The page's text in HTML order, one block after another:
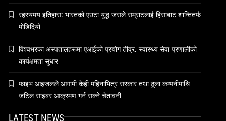
समाज
महाकुम्भ मेलामा भाइरल भएकी युवती मोनालिसाले
गरिन्- मुस्लिम प्रेमीसँग विवाह
April 26, 2026
रहस्यमय इतिहास: भारतको एउटा युद्ध जसले सम्राटलाई हिंसाबाट शान्तितर्फ
मोडिदियो
विश्वभरका अस्पतालहरूमा एआईको प्रयोग तीव्र, स्वास्थ्य सेवा प्रणालीको
कार्यक्षमता सुधार
फाइभ आइजलले आगामी केही महिनाभित्र सरकार तथा ठूला कम्पनीमाथि
जटिल साइबर आक्रमण गर्न सक्ने चेतावनी
LATEST NEWS